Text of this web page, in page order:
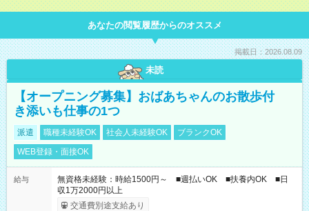
あなたの閲覧履歴からのオススメ
掲載日：2026.08.09
未読
【オープニング募集】おばあちゃんのお散歩付
き添いも仕事の1つ
派遣 職種未経験OK 社会人未経験OK
ブランクOK
WEB登録・面接OK
給与
無資格未経験：時給1500円～ ■週払いOK ■扶養内OK ■日
収1万2000円以上
交通費別途支給あり